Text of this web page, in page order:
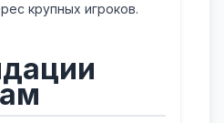
крупных игроков.